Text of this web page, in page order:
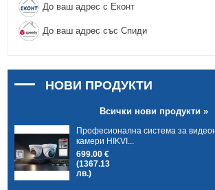
До ваш адрес с Еконт
До ваш адрес със Спиди
НОВИ ПРОДУКТИ
Всички нови продукти »
Професионална система за
камери HIKVI...
699.00 €
(1367.13
лв.)